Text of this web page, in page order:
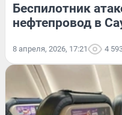
Беспилотник
нефтепровод в
8 апреля, 2026, 17:21 4